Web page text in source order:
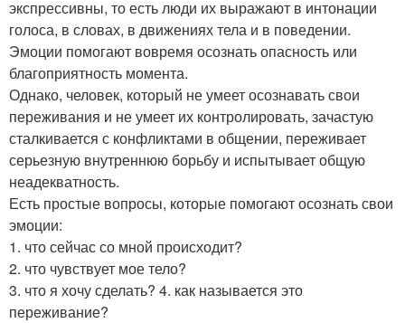
экспрессивны, то есть люди их выражают в интонации
голоса, в словах, в движениях тела и в поведении.
Эмоции помогают вовремя осознать опасность или
благоприятность момента.
Однако, человек, который не умеет осознавать свои
переживания и не умеет их контролировать, зачастую
сталкивается с конфликтами в общении, переживает
серьезную внутреннюю борьбу и испытывает общую
неадекватность.
Есть простые вопросы, которые помогают осознать свои
эмоции:
1. что сейчас со мной происходит?
2. что чувствует мое тело?
3. что я хочу сделать? 4. как называется это
переживание?